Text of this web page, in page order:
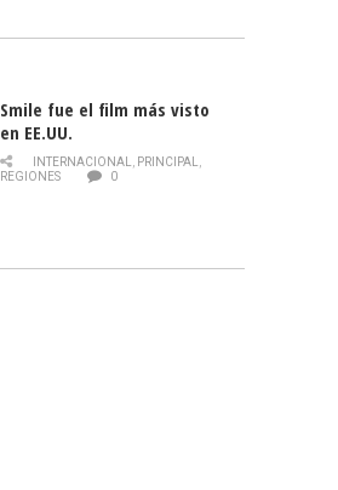
Smile fue el film más visto
en EE.UU.
INTERNACIONAL, PRINCIPAL,
REGIONES
0